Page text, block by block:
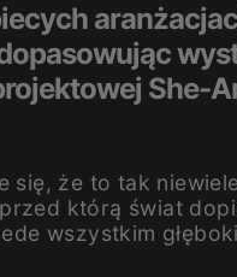
She-
że to tak
którą świat
wszystkim